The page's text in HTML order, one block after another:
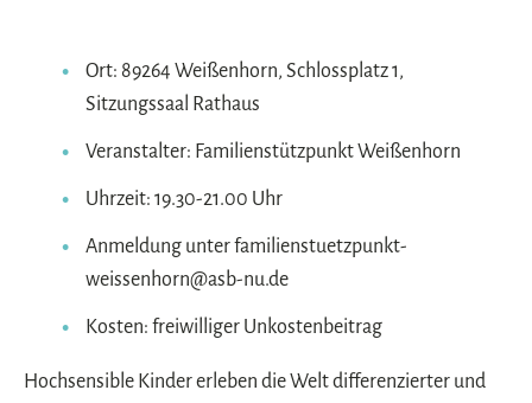
Ort: 89264 Weißenhorn, Schlossplatz 1,
Sitzungssaal Rathaus
Veranstalter: Familienstützpunkt Weißenhorn
Uhrzeit: 19.30-21.00 Uhr
Anmeldung unter familienstuetzpunkt-
weissenhorn@asb-nu.de
Kosten: freiwilliger Unkostenbeitrag
Hochsensible Kinder erleben die Welt differenzierter und